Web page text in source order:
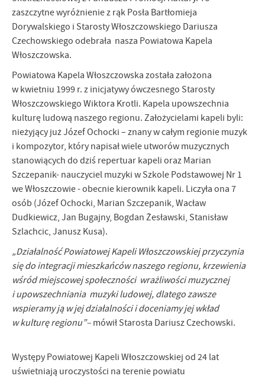
zaszczytne wyróżnienie z rąk Posła Bartłomieja
Dorywalskiego i Starosty Włoszczowskiego Dariusza
Czechowskiego odebrała nasza Powiatowa Kapela
Włoszczowska.
Powiatowa Kapela Włoszczowska została założona
w kwietniu 1999 r. z inicjatywy ówczesnego Starosty
Włoszczowskiego Wiktora Krotli. Kapela upowszechnia
kulturę ludową naszego regionu. Założycielami kapeli byli:
nieżyjący już Józef Ochocki – znany w całym regionie muzyk
i kompozytor, który napisał wiele utworów muzycznych
stanowiących do dziś repertuar kapeli oraz Marian
Szczepanik- nauczyciel muzyki w Szkole Podstawowej Nr 1
we Włoszczowie - obecnie kierownik kapeli. Liczyła ona 7
osób (Józef Ochocki, Marian Szczepanik, Wacław
Dudkiewicz, Jan Bugajny, Bogdan Żesławski, Stanisław
Szlachcic, Janusz Kusa).
„Działalność Powiatowej Kapeli Włoszczowskiej przyczynia
się do integracji mieszkańców naszego regionu, krzewienia
wśród miejscowej społeczności wrażliwości muzycznej
i upowszechniania muzyki ludowej, dlatego zawsze
wspieramy ją w jej działalności i doceniamy jej wkład
w kulturę regionu”– mówił Starosta Dariusz Czechowski.
Występy Powiatowej Kapeli Włoszczowskiej od 24 lat
uświetniają uroczystości na terenie powiatu
firm będących naszymi partnerami oraz innych dostawców usług.
Firmy te działają w charakterze pośredników prezentujących nasze
treści w postaci wiadomości, ofert, komunikatów mediów
społecznościowych.